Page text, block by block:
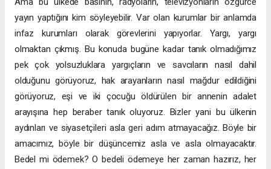
yayın yaptığını kim söyleyebilir. Var olan kurumlar bir anlamda
infaz kurumları olarak görevlerini yapıyorlar. Yargı, yargı
olmaktan çıkmış. Bu konuda bugüne kadar tanık olmadığımız
pek çok yolsuzluklara yargıçların ve savcıların nasıl dahil
olduğunu görüyoruz, hak arayanların nasıl mağdur edildiğini
görüyoruz, eşi ve iki çocuğu öldürülen bir annenin adalet
arayışına hep beraber tanık oluyoruz. Bizler yani bu ülkenin
aydınları ve siyasetçileri asla geri adım atmayacağız. Böyle bir
amacımız, böyle bir düşüncemiz asla ve asla olmayacaktır.
Bedel mi ödemek? O bedeli ödemeye her zaman hazırız, her